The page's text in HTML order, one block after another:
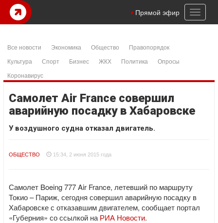
Toggle
Прямой эфир
Все новости Экономика Общество
Правопорядок
Культура
Спорт Бизнес ЖКХ Политика
Опросы
Коронавирус
Самолет Air France совершил
аварийную посадку в Хабаровске
У воздушного судна отказал двигатель.
ОБЩЕСТВО 15:34, 2 июня 2015 года
Самолет Boeing 777 Air France, летевший по маршруту
Токио – Париж, сегодня совершил аварийную посадку в
Хабаровске с отказавшим двигателем, сообщает портал
«Губерния» со ссылкой на РИА Новости.